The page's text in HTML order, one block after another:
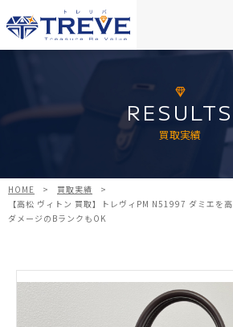
RESULTS
買取実績
HOME > 買取実績
>
【高松 ヴィトン 買取】トレヴィPM N51997 ダミエを
ダメージのBランクもOK